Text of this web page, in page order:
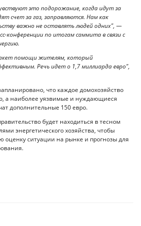
это подорожание, когда идут за
счет за газ, заправляются. Нам как
важно не оставлять людей одних", —
конференции по итогам саммита в связи с
помощи жителям, который
Речь идет о 1,7 миллиарда евро",
что каждое домохозяйство
а наиболее уязвимые и нуждающиеся
дополнительные 150 евро.
будет находиться в тесном
энергетического хозяйства, чтобы
оценку ситуации на рынке и прогнозы для
Испании показала рекордный за 20 лет рост
«зеленая холодная война»